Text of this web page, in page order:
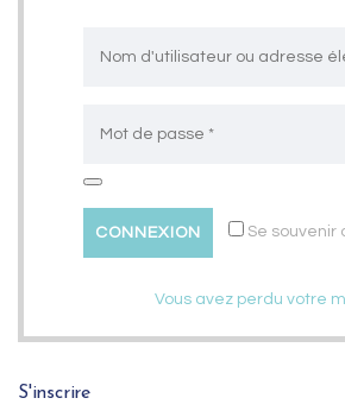
Se souvenir
Vous avez perdu votre
S'inscrire